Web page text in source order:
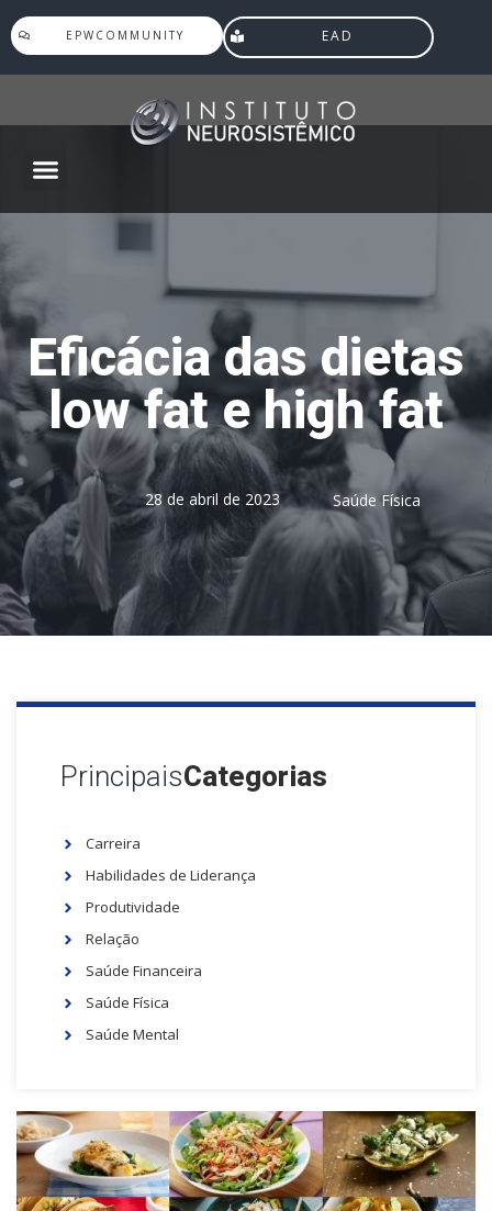
EPWCOMMUNITY EAD
Eficácia das dietas
low fat e high fat
28 de abril de 2023 Saúde Física
PrincipaisCategorias
Carreira
Habilidades de Liderança
Produtividade
Relação
Saúde Financeira
Saúde Física
Saúde Mental